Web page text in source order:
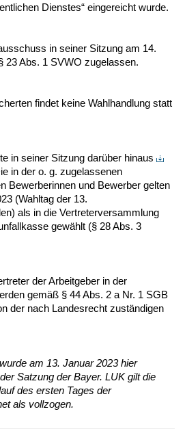
Dienstes“ eingereicht wurde.
in seiner Sitzung am 14.
23 Abs. 1 SVWO zugelassen.
findet keine Wahlhandlung statt
in seiner Sitzung darüber hinaus
in der o. g. zugelassenen
Bewerberinnen und Bewerber gelten
(Wahltag der 13.
als in die Vertreterversammlung
gewählt (§ 28 Abs. 3
der Arbeitgeber in der
gemäß § 44 Abs. 2 a Nr. 1 SGB
der nach Landesrecht zuständigen
am 13. Januar 2023 hier
Satzung der Bayer. LUK gilt die
des ersten Tages der
als vollzogen.